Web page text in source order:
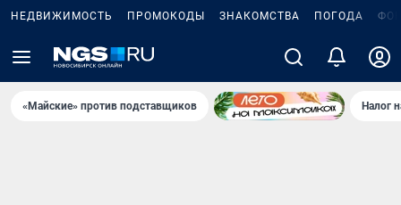
НЕДВИЖИМОСТЬ ПРОМОКОДЫ ЗНАКОМСТВА ПОГОДА
«Майские» против подставщиков Налог